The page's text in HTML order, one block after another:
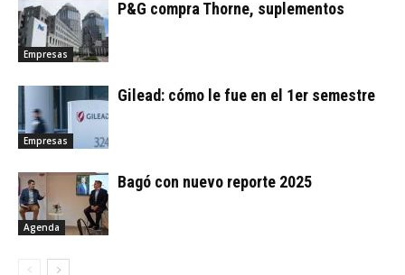
Empresas
P&G compra Thorne, suplementos
Empresas
Gilead: cómo le fue en el 1er semestre
Agenda
Bagó con nuevo reporte 2025